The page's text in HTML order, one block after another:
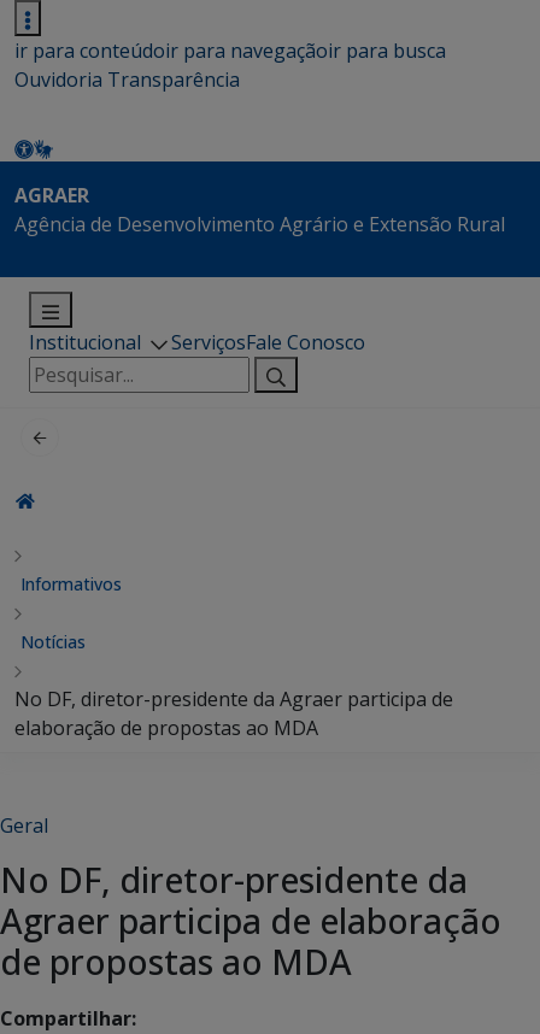
ir para conteúdoir para navegaçãoir para busca
Ouvidoria Transparência
AGRAER
Agência de Desenvolvimento Agrário e Extensão Rural
Institucional ServiçosFale Conosco
Pesquisar
por:
Informativos
Notícias
No DF, diretor-presidente da Agraer participa de
elaboração de propostas ao MDA
Geral
No DF, diretor-presidente da
Agraer participa de elaboração
de propostas ao MDA
Compartilhar: